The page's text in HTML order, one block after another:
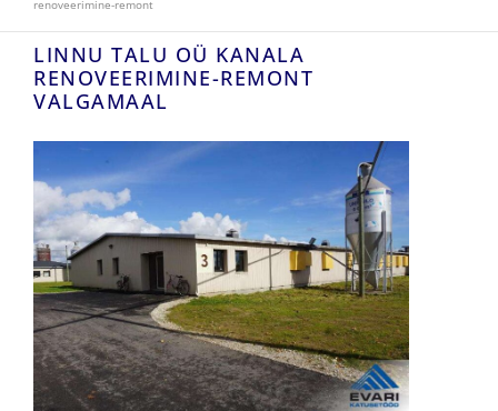
renoveerimine-remont
LINNU TALU OÜ KANALA
RENOVEERIMINE-REMONT
VALGAMAAL